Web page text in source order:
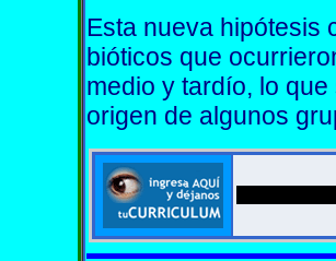
Esta nueva hipótesis
bióticos que
medio y tardío, lo
origen de algunos